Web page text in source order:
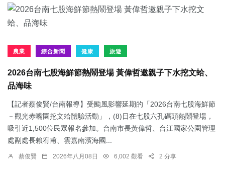
農業 綜合新聞 健康 旅遊
2026台南七股海鮮節熱鬧登場 黃偉哲邀親子下水挖文蛤、
品海味
【記者蔡俊賢/台南報導】受颱風影響延期的「2026台南七股海鮮節
－觀光赤嘴園挖文蛤體驗活動」，(8)日在七股六孔碼頭熱鬧登場，
吸引近1,500位民眾報名參加。台南市長黃偉哲、台江國家公園管理
處副處長賴宥甫、雲嘉南濱海國...
蔡俊賢 2026年八月08日 6,002 觀看 2 分享